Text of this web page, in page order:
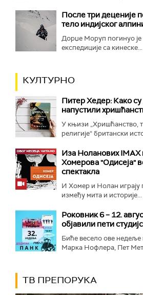
После три деценије
тело индијског
Дорџе Моруп погинуо
експедиције са кинеске...
КУЛТУРНО
Питер Хедер: Како
напустили
У књизи „Хришћанство,
религије“ британски
Иза Ноланових IMAX
Хомерова "Одисеја"
спектакла
И Хомер и Нолан играју
између мита и историје...
Роковник 6 – 12.
објавили пети
Биће весело ове
Марка Нофлера, Пет
ТВ ПРЕПОРУКА